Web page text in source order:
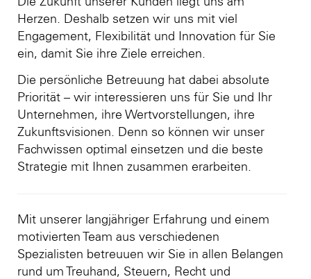
Herzen. Deshalb setzen wir uns mit viel
Engagement, Flexibilität und Innovation für Sie
ein, damit Sie ihre Ziele erreichen.
Die persönliche Betreuung hat dabei absolute
Priorität – wir interessieren uns für Sie und Ihr
Unternehmen, ihre Wertvorstellungen, ihre
Zukunftsvisionen. Denn so können wir unser
Fachwissen optimal einsetzen und die beste
Strategie mit Ihnen zusammen erarbeiten.
Mit unserer langjähriger Erfahrung und einem
motivierten Team aus verschiedenen
Spezialisten betreuuen wir Sie in allen Belangen
rund um Treuhand, Steuern, Recht und